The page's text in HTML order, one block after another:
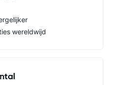
wereldwijd